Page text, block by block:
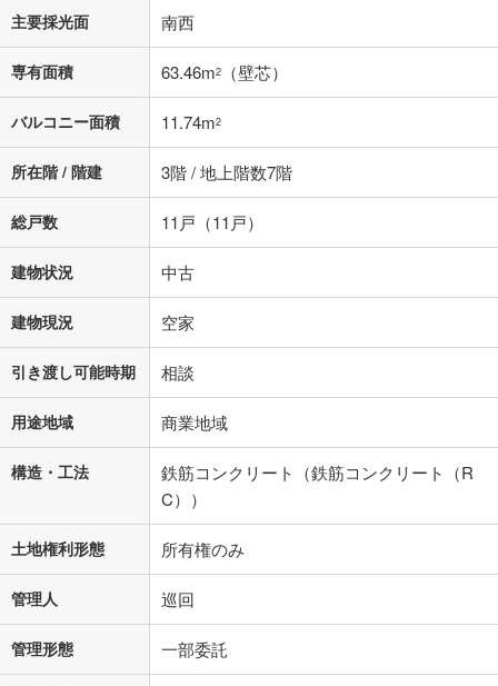
主要採光面 南西
専有面積 63.46m2 （壁芯）
バルコニー面積 11.74m2
所在階 / 階建 3階 / 地上階数7階
総戸数 11戸（11戸）
建物状況 中古
建物現況 空家
引き渡し可能時期 相談
用途地域 商業地域
構造・工法
鉄筋コンクリート（鉄筋コンクリート（R
C））
土地権利形態 所有権のみ
管理人 巡回
管理形態 一部委託